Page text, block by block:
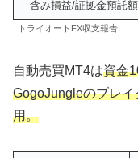
含み損益/証拠金預託額
トライオートFX収支報告
自動売買MT4は資金
GogoJungleのブレ
用。